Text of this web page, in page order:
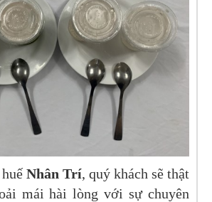
Nhân Trí, quý khách sẽ thật
mái hài lòng với sự chuyên